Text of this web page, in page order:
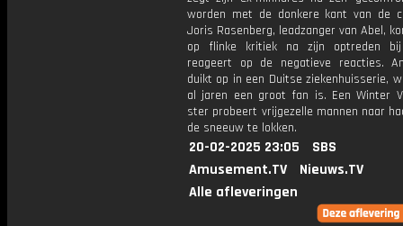
worden met de donkere kant van de
Joris Rasenberg, leadzanger van Abel,
op flinke kritiek na zijn optreden
reageert op de negatieve reacties.
duikt op in een Duitse ziekenhuisserie,
al jaren een groot fan is. Een Winter
ster probeert vrijgezelle mannen naar
de sneeuw te lokken.
20-02-2025 23:05
SBS
Amusement.TV
Nieuws.TV
Alle afleveringen